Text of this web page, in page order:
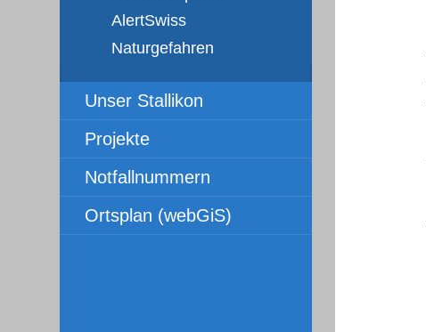
AlertSwiss
Naturgefahren
Unser Stallikon
Projekte
Notfallnummern
Ortsplan (webGiS)